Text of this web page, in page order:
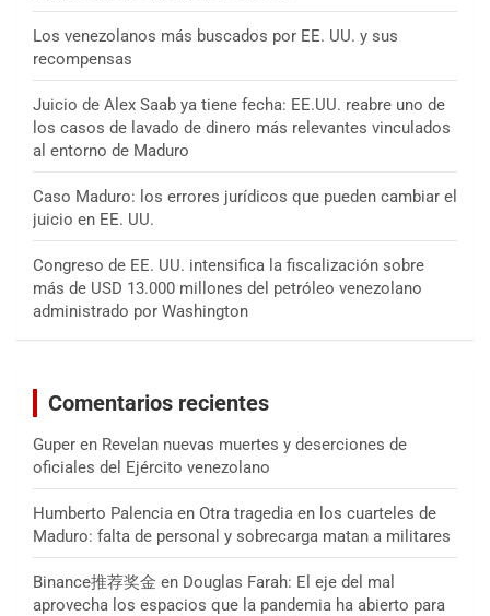
Los venezolanos más buscados por EE. UU. y sus
recompensas
Juicio de Alex Saab ya tiene fecha: EE.UU. reabre uno de
los casos de lavado de dinero más relevantes vinculados
al entorno de Maduro
Caso Maduro: los errores jurídicos que pueden cambiar el
juicio en EE. UU.
Congreso de EE. UU. intensifica la fiscalización sobre
más de USD 13.000 millones del petróleo venezolano
administrado por Washington
Comentarios recientes
Guper en Revelan nuevas muertes y deserciones de
oficiales del Ejército venezolano
Humberto Palencia en Otra tragedia en los cuarteles de
Maduro: falta de personal y sobrecarga matan a militares
Binance推荐奖金 en Douglas Farah: El eje del mal
aprovecha los espacios que la pandemia ha abierto para